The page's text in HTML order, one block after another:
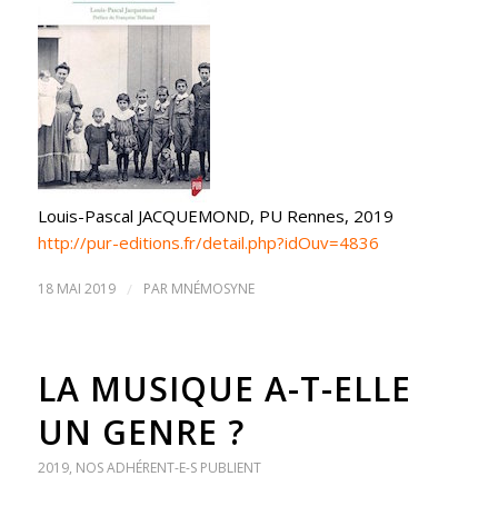
Louis-Pascal JACQUEMOND, PU Rennes, 2019
http://pur-editions.fr/detail.php?idOuv=4836
18 MAI 2019 / PAR MNÉMOSYNE
LA MUSIQUE A-T-ELLE
UN GENRE ?
2019, NOS ADHÉRENT-E-S PUBLIENT